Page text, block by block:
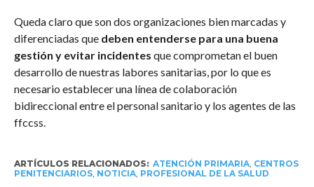
Queda claro que son dos organizaciones bien marcadas y
diferenciadas que deben entenderse para una buena
gestión y evitar incidentes que comprometan el buen
desarrollo de nuestras labores sanitarias, por lo que es
necesario establecer una línea de colaboración
bidireccional entre el personal sanitario y los agentes de las
ffccss.
ARTÍCULOS RELACIONADOS: ATENCIÓN PRIMARIA, CENTROS
PENITENCIARIOS, NOTICIA, PROFESIONAL DE LA SALUD